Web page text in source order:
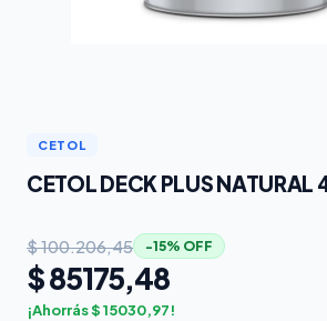
CETOL
CETOL DECK PLUS NATURAL
$ 100.206,45 −15% OFF
$ 85175,48
¡Ahorrás $ 15030,97!